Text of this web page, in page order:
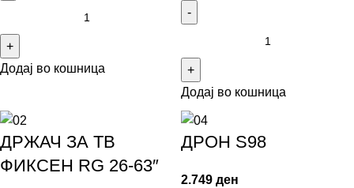
Додај во кошница
Додај во кошница
ДРЖАЧ ЗА ТВ
ФИКСЕН RG 26-63″
ДРОН S98
2.749 ден